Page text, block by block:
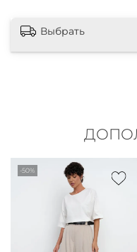
Выбрать
-50%